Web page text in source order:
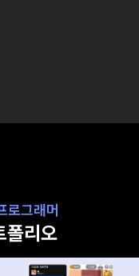
로그래머
폴리오